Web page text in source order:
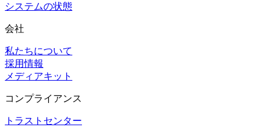
システムの状態
会社
私たちについて
採用情報
メディアキット
コンプライアンス
トラストセンター